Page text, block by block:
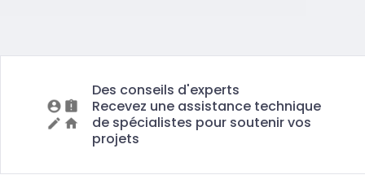
Des conseils d'experts
Recevez une assistance technique
de spécialistes pour soutenir vos
projets